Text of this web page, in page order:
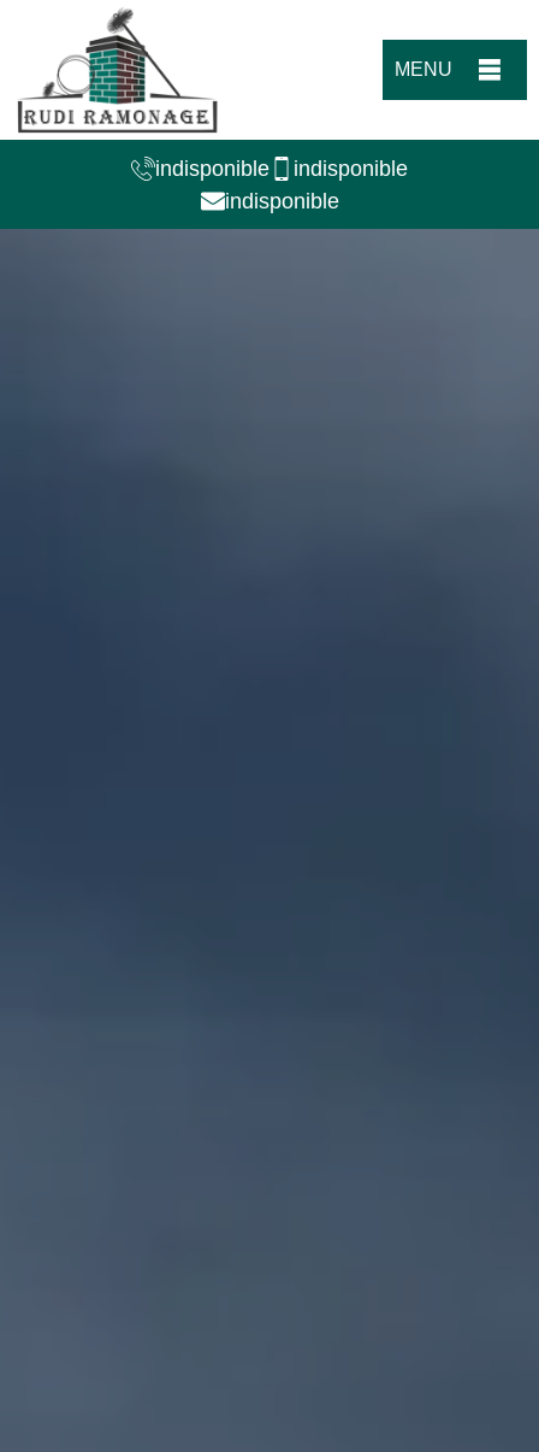
MENU
indisponible
indisponible
indisponible